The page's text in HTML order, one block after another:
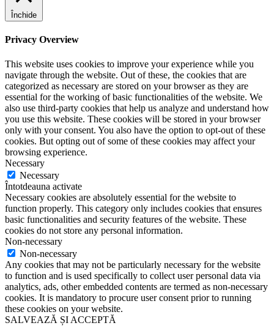
Închide
Privacy Overview
This website uses cookies to improve your experience while you
navigate through the website. Out of these, the cookies that are
categorized as necessary are stored on your browser as they are
essential for the working of basic functionalities of the website. We
also use third-party cookies that help us analyze and understand how
you use this website. These cookies will be stored in your browser
only with your consent. You also have the option to opt-out of these
cookies. But opting out of some of these cookies may affect your
browsing experience.
Necessary
Necessary
Întotdeauna activate
Necessary cookies are absolutely essential for the website to
function properly. This category only includes cookies that ensures
basic functionalities and security features of the website. These
cookies do not store any personal information.
Non-necessary
Non-necessary
Any cookies that may not be particularly necessary for the website
to function and is used specifically to collect user personal data via
analytics, ads, other embedded contents are termed as non-necessary
cookies. It is mandatory to procure user consent prior to running
these cookies on your website.
SALVEAZĂ ȘI ACCEPTĂ